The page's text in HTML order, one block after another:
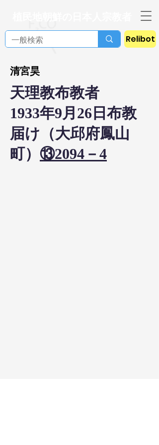
Relibot
清宮昊
天理教布教者
1933年9月26日布教
届け（大邱府鳳山
町） ⑬2094－4